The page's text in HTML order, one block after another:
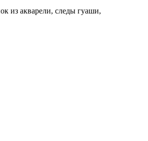
из акварели, следы гуаши,